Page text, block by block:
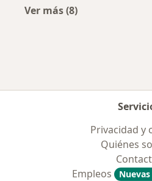
Ver más (8)
Privacidad y
Quiénes
Empleos